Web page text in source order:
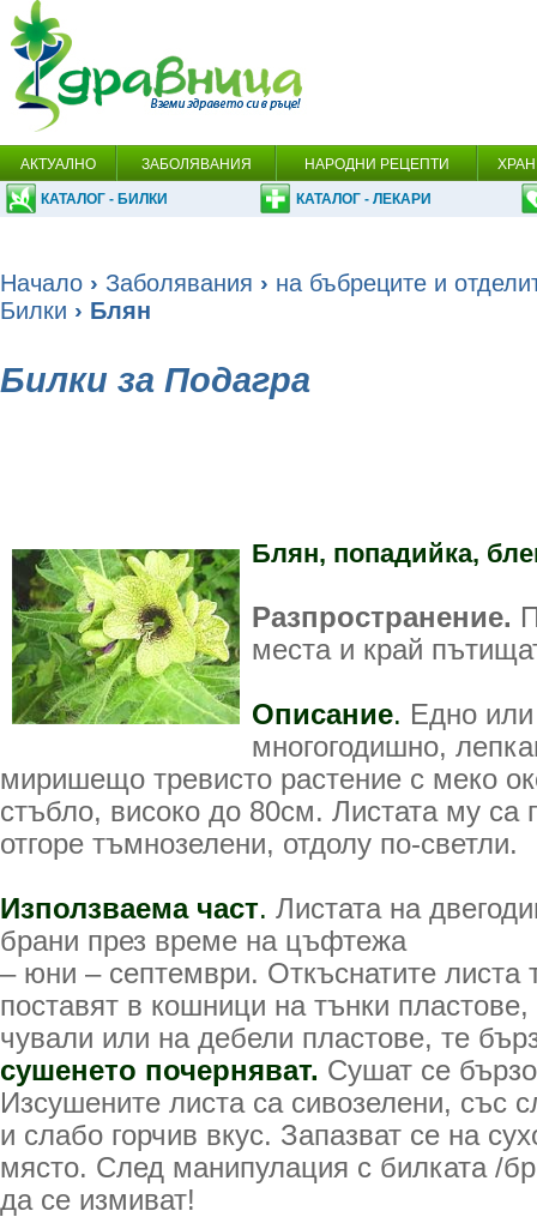
АКТУАЛНО ЗАБОЛЯВАНИЯ НАРОДНИ РЕЦЕПТИ
КАТАЛОГ - БИЛКИ КАТАЛОГ - ЛЕКАРИ
Начало › Заболявания › на бъбреците и
Билки › Блян
Билки за Подагра
Блян, попадийка,
Разпространение.
места и край
Описание. Едно
многогодишно,
миришещо тревисто растение с меко
стъбло, високо до 80см. Листата му са
отгоре тъмнозелени, отдолу по-светли.
Използваема част. Листата на
брани през време на цъфтежа
– юни – септември. Откъснатите листа
поставят в кошници на тънки
чували или на дебели пластове, те
сушенето почерняват. Сушат се
Изсушените листа са сивозелени, със
и слабо горчив вкус. Запазват се на
място. След манипулация с билката /
да се измиват!